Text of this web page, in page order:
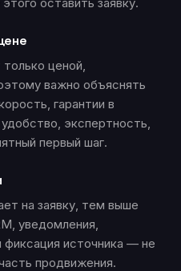
ценой,
важно объяснять
гарантии в
экспертность,
первый шаг.
на заявку, тем выше
уведомления,
источника — не
продвижения.